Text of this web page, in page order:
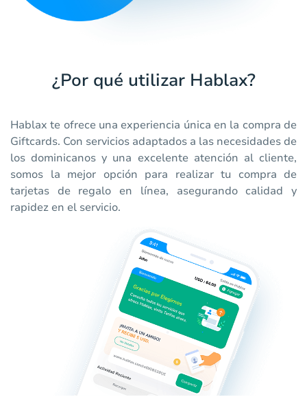
¿Por qué utilizar Hablax?
Hablax te ofrece una experiencia única en la compra de
Giftcards. Con servicios adaptados a las necesidades de
los dominicanos y una excelente atención al cliente,
somos la mejor opción para realizar tu compra de
tarjetas de regalo en línea, asegurando calidad y
rapidez en el servicio.